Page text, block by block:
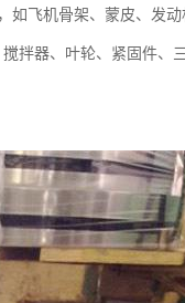
如飞机骨架、蒙皮、发
拌器、叶轮、紧固件、